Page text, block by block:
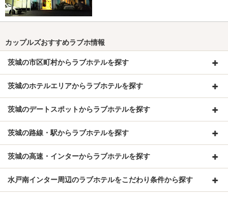
カップルズおすすめラブホ情報
茨城の市区町村からラブホテルを探す
茨城のホテルエリアからラブホテルを探す
茨城のデートスポットからラブホテルを探す
茨城の路線・駅からラブホテルを探す
茨城の高速・インターからラブホテルを探す
水戸南インター周辺のラブホテルをこだわり条件から探す